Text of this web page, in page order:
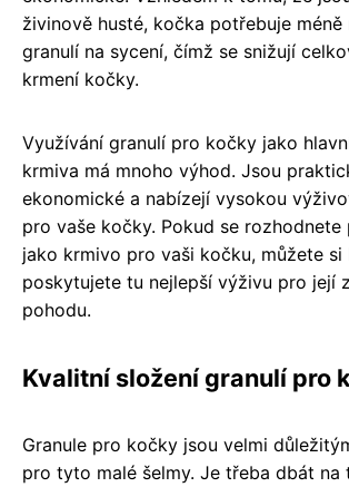
živinově husté, kočka potřebuje
granulí na sycení, čímž se snižují
krmení kočky.
Využívání granulí pro kočky jako
krmiva má mnoho výhod. Jsou
ekonomické a nabízejí vysokou
pro vaše kočky. Pokud se rozhodnete
jako krmivo pro vaši kočku, můžete
poskytujete tu nejlepší výživu pro její
pohodu.
Kvalitní složení granulí pro
Granule pro kočky jsou velmi
pro tyto malé šelmy. Je třeba dbát na